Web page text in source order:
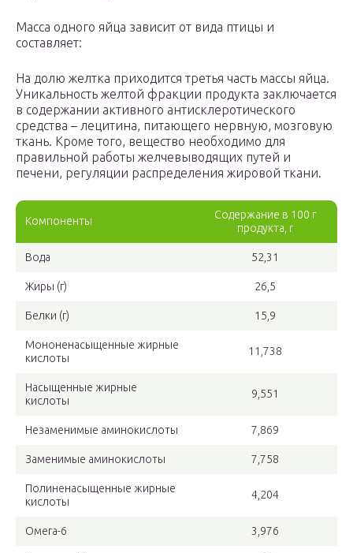
Масса одного яйца зависит от вида птицы и
составляет:
На долю желтка приходится третья часть массы яйца.
Уникальность желтой фракции продукта заключается
в содержании активного антисклеротического
средства – лецитина, питающего нервную, мозговую
ткань. Кроме того, вещество необходимо для
правильной работы желчевыводящих путей и
печени, регуляции распределения жировой ткани.
Компоненты
Содержание в 100 г
продукта, г
Вода 52,31
Жиры (г) 26,5
Белки (г) 15,9
Мононенасыщенные жирные
кислоты
11,738
Насыщенные жирные
кислоты
9,551
Незаменимые аминокислоты 7,869
Заменимые аминокислоты 7,758
Полиненасыщенные жирные
кислоты
4,204
Омега-6 3,976